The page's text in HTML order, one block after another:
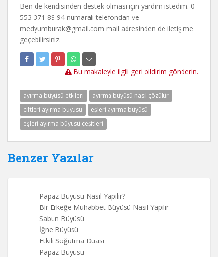
Ben de kendisinden destek olması için yardım istedim. 0
553 371 89 94 numaralı telefondan ve
medyumburak@gmail.com mail adresinden de iletişime
geçebilirsiniz.
Bu makaleyle ilgili geri bildirim gönderin.
ayırma büyüsü etkileri
ayırma büyüsü nasıl çözülür
ciftleri ayirma buyusu
eşleri ayırma büyüsü
eşleri ayırma büyüsü çeşitleri
Benzer Yazılar
Papaz Büyüsü Nasıl Yapılır?
Bir Erkeğe Muhabbet Büyüsü Nasıl Yapılır
Sabun Büyüsü
İğne Büyüsü
Etkili Soğutma Duası
Papaz Büyüsü